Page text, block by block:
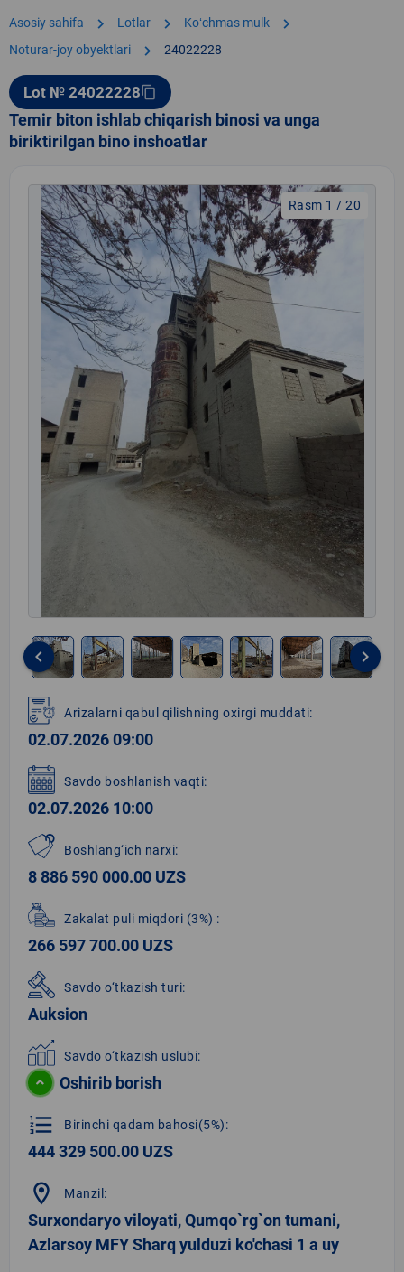
Asosiy sahifa chevron_right Lotlar chevron_right Koʻchmas mulk chevron_right
Noturar-joy obyektlari chevron_right 24022228
Lot № 24022228content_copy
Temir biton ishlab chiqarish binosi va unga
biriktirilgan bino inshoatlar
Rasm 1 / 20
1
of
20
keyboard_arrow_left keyboard_arrow_right
Arizalarni qabul qilishning oxirgi muddati:
02.07.2026 09:00
Savdo boshlanish vaqti:
02.07.2026 10:00
Boshlang‘ich narxi:
8 886 590 000.00 UZS
Zakalat puli miqdori (3%) :
266 597 700.00 UZS
Savdo o‘tkazish turi:
Auksion
Savdo o‘tkazish uslubi:
Oshirib borish
format_list_numbered Birinchi qadam bahosi(5%):
444 329 500.00 UZS
location_on Manzil:
Surxondaryo viloyati, Qumqo`rg`on tumani,
Azlarsoy MFY Sharq yulduzi ko'chasi 1 a uy